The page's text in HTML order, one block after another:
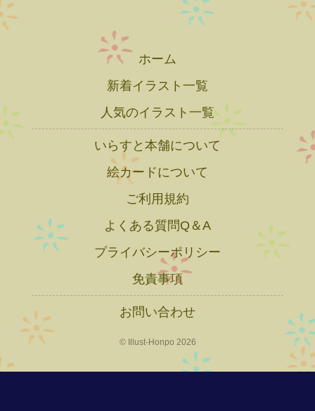
ホーム
新着イラスト一覧
人気のイラスト一覧
いらすと本舗について
絵カードについて
ご利用規約
よくある質問Q＆A
プライバシーポリシー
免責事項
お問い合わせ
© Illust-Honpo 2026